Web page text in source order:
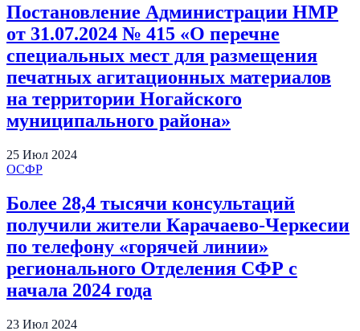
Постановление Администрации НМР
от 31.07.2024 № 415 «О перечне
специальных мест для размещения
печатных агитационных материалов
на территории Ногайского
муниципального района»
25 Июл 2024
ОСФР
Более 28,4 тысячи консультаций
получили жители Карачаево-Черкесии
по телефону «горячей линии»
регионального Отделения СФР с
начала 2024 года
23 Июл 2024